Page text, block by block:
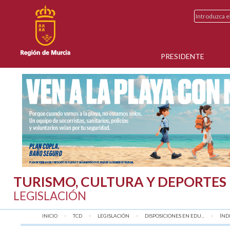
PRESIDENTE
TURISMO, CULTURA Y DEPORTES
LEGISLACIÓN
INICIO TCD LEGISLACIÓN DISPOSICIONES EN EDU...